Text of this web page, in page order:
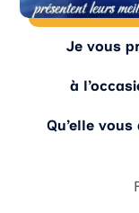
Je vous
à
Qu’elle